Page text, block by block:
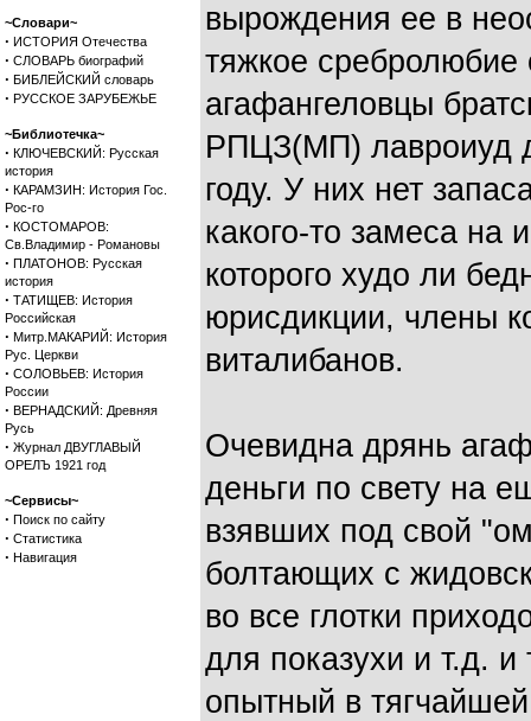
~Словари~
· ИСТОРИЯ Отечества
· СЛОВАРЬ биографий
· БИБЛЕЙСКИЙ словарь
· РУССКОЕ ЗАРУБЕЖЬЕ
~Библиотечка~
· КЛЮЧЕВСКИЙ: Русская
история
· КАРАМЗИН: История Гос.
Рос-го
· КОСТОМАРОВ:
Св.Владимир - Романовы
· ПЛАТОНОВ: Русская
история
· ТАТИЩЕВ: История
Российская
· Митр.МАКАРИЙ: История
Рус. Церкви
· СОЛОВЬЕВ: История
России
· ВЕРНАДСКИЙ: Древняя
Русь
· Журнал ДВУГЛАВЫЙ
ОРЕЛЪ 1921 год
~Сервисы~
· Поиск по сайту
· Статистика
· Навигация
вырождения ее в
тяжкое сребролюбие
агафангеловцы
РПЦЗ(МП) лавроиуд
году. У них нет
какого-то замеса на
которого худо ли
юрисдикции, члены
виталибанов.
Очевидна дрянь
деньги по свету на
взявших под свой
болтающих с
во все глотки
для показухи и т.д.
опытный в